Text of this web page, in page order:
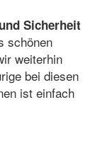
Sicherheit
schönen
weiterhin
bei diesen
ist einfach